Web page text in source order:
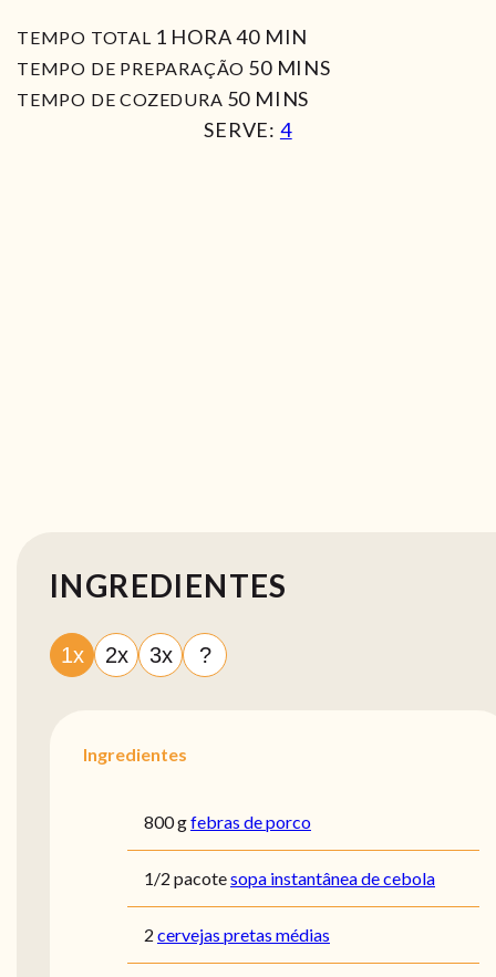
TEMPO TOTAL 1 HORA
HORA 40MIN
MIN
TEMPO DE PREPARAÇÃO 50MIN
MINS
TEMPO DE COZEDURA 50MIN
MINS
SERVE: 4
INGREDIENTES
1x 2x 3x ?
Ingredientes
800 gfebras de porco
1/2 pacotesopa instantânea de cebola
2 cervejas pretas médias